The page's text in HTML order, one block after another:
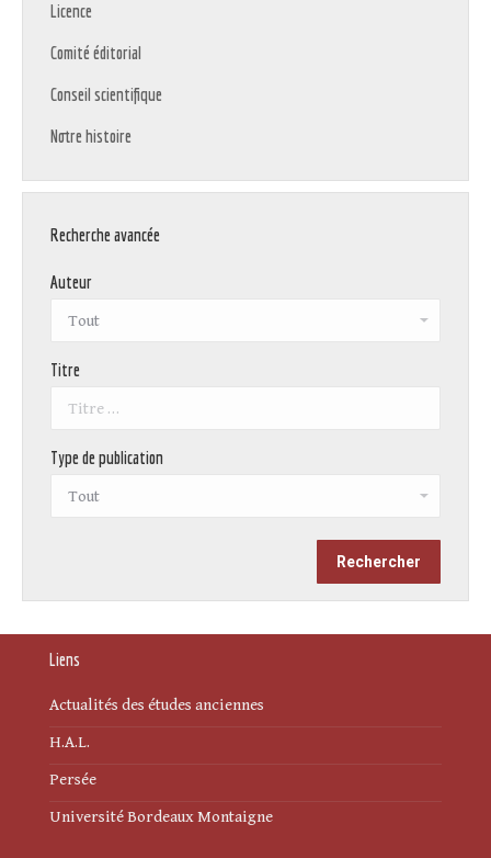
Licence
Comité éditorial
Conseil scientifique
Notre histoire
Recherche avancée
Auteur
Titre
Type de publication
Liens
Actualités des études anciennes
H.A.L.
Persée
Université Bordeaux Montaigne